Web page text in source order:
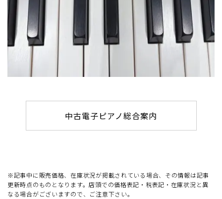
中古電子ピアノ総合案内
※記事中に販売価格、在庫状況が掲載されている場合、その情報は記事
更新時点のものとなります。店頭での価格表記・税表記・在庫状況と異
なる場合がございますので、ご注意下さい。